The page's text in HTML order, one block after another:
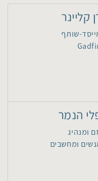
קליינר
שותף
הנמר
ומנהיג
ומחשבים